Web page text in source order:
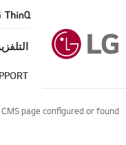
page configured or found.